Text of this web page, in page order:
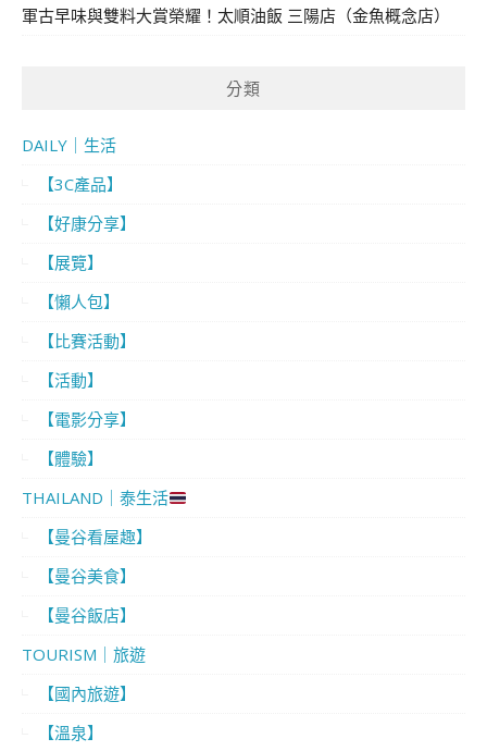
軍古早味與雙料大賞榮耀！太順油飯 三陽店（金魚概念店）
分類
DAILY｜生活
【3C產品】
【好康分享】
【展覽】
【懶人包】
【比賽活動】
【活動】
【電影分享】
【體驗】
THAILAND｜泰生活
【曼谷看屋趣】
【曼谷美食】
【曼谷飯店】
TOURISM｜旅遊
【國內旅遊】
【溫泉】